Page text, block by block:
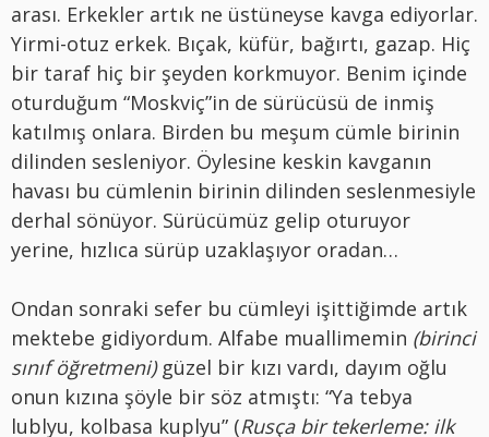
arası. Erkekler artık ne üstüneyse kavga ediyorlar.
Yirmi-otuz erkek. Bıçak, küfür, bağırtı, gazap. Hiç
bir taraf hiç bir şeyden korkmuyor. Benim içinde
oturduğum “Moskviç”in de sürücüsü de inmiş
katılmış onlara. Birden bu meşum cümle birinin
dilinden sesleniyor. Öylesine keskin kavganın
havası bu cümlenin birinin dilinden seslenmesiyle
derhal sönüyor. Sürücümüz gelip oturuyor
yerine, hızlıca sürüp uzaklaşıyor oradan…
Ondan sonraki sefer bu cümleyi işittiğimde artık
mektebe gidiyordum. Alfabe muallimemin (birinci
sınıf öğretmeni)güzel bir kızı vardı, dayım oğlu
onun kızına şöyle bir söz atmıştı: “Ya tebya
lublyu, kolbasa kuplyu” (Rusça bir tekerleme: ilk